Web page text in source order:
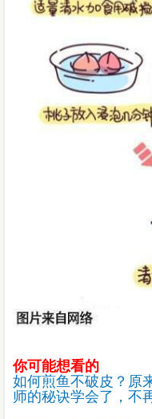
你可能想看的
如何煎鱼不破皮？原
师的秘诀学会了，不